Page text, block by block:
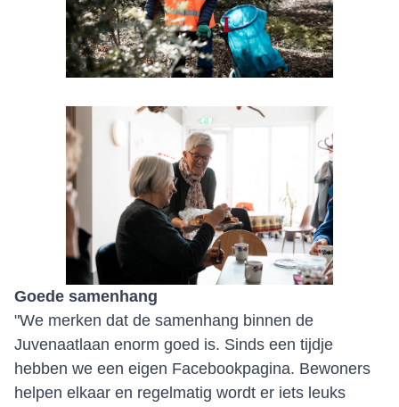
Goede samenhang
"We merken dat de samenhang binnen de
Juvenaatlaan enorm goed is. Sinds een tijdje
hebben we een eigen Facebookpagina. Bewoners
helpen elkaar en regelmatig wordt er iets leuks